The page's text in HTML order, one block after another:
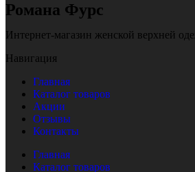
Романа Фурс
Интернет-магазин женской верхней
Навигация
Главная
Каталог товаров
Акции
Отзывы
Контакты
Главная
Каталог товаров